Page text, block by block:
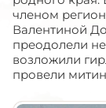
членом
Валентиной
преодолели
возложили
провели